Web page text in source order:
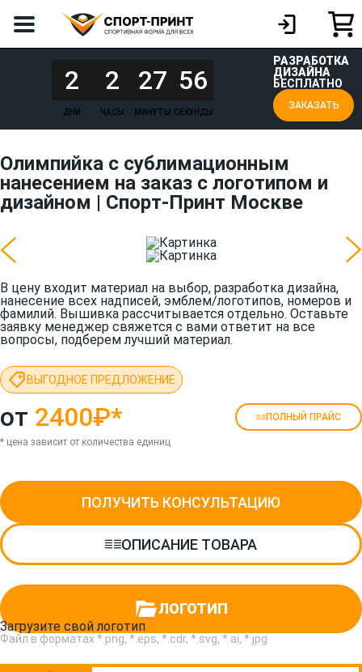
2
ДНИ
2
ЧАСЫ
27
МИНУТЫ
56
СЕКУНДЫ
РАЗРАБОТКА
ДИЗАЙНА
БЕСПЛАТНО
ЗАКАЗАТЬ
Олимпийка с сублимационным
нанесением на заказ с логотипом и
дизайном | Спорт-Принт Москве
В цену входит материал на выбор, разработка дизайна,
нанесение всех надписей, эмблем/логотипов, номеров и
фамилий. Вышивка рассчитывается отдельно. Оставьте
заявку менеджер свяжется с вами ответит на все
вопросы, подберем лучший материал.
ВЫГОДНОЕ ПРЕДЛОЖЕНИЕ
от 2400₽* ПОЛНЫЙ ПРАЙС
* цена зависит от количества единиц
ПОЛУЧИТЬ КОНСУЛЬТАЦИЮ
ОПИСАНИЕ ТОВАРА
ЛОГОТИП
Загрузите свой логотип
Файл в форматах *.png, *.eps, *.cdr, *.svg, *.ai, *.jpg